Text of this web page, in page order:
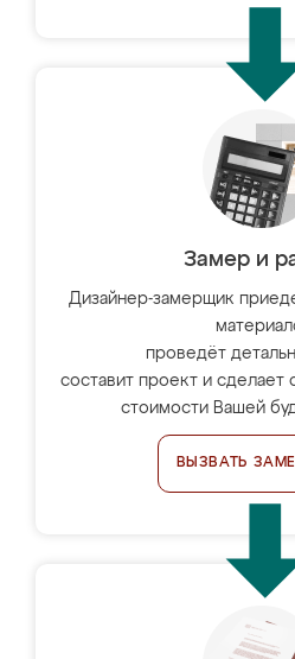
Замер и
Дизайнер-замерщик
проведёт
составит проект и сделает
стоимости Вашей
ВЫЗВАТЬ